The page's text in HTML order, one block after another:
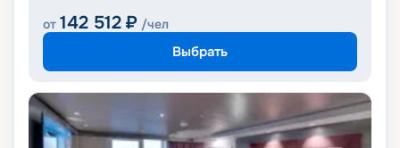
от 142 512 ₽ /чел
Выбрать